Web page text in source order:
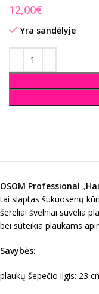
€
Yra sandėlyje
OSOM Professional „
tai slaptas šukuosenų
šereliai švelniai suvelia
bei suteikia plaukams
Savybės:
plaukų šepečio ilgis: 23